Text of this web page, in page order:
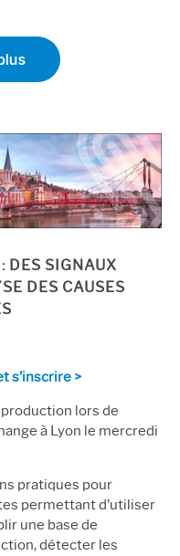
DES SIGNAUX
DES CAUSES
s’inscrire >
lors de
à Lyon le mercredi
pratiques pour
permettant d’utiliser
une base de
détecter les